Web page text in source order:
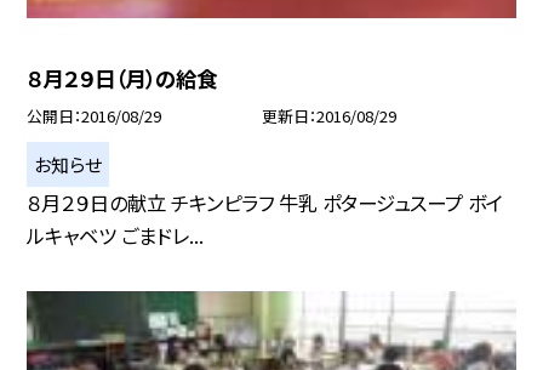
８月２９日（月）の給食
公開日 2016/08/29 更新日 2016/08/29
お知らせ
８月２９日の献立 チキンピラフ 牛乳 ポタージュスープ ボイ
ルキャベツ ごまドレ...